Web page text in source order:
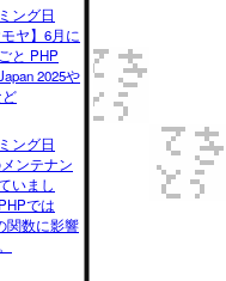
ング日
ヤ】6月に
と PHP
2025や
ング日
ンテナン
いまし
では
関数に影響